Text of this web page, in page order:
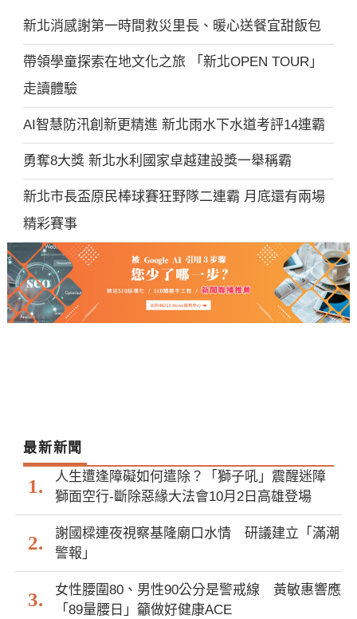
新北消感謝第一時間救災里長、暖心送餐宜甜飯包
帶領學童探索在地文化之旅 「新北OPEN TOUR」
走讀體驗
AI智慧防汛創新更精進 新北雨水下水道考評14連霸
勇奪8大獎 新北水利國家卓越建設獎一舉稱霸
新北市長盃原民棒球賽狂野隊二連霸 月底還有兩場
精彩賽事
最新新聞
人生遭逢障礙如何遣除？「獅子吼」震醒迷障
獅面空行-斷除惡緣大法會10月2日高雄登場
謝國樑連夜視察基隆廟口水情 研議建立「滿潮
警報」
女性腰圍80、男性90公分是警戒線 黃敏惠響應
「89量腰日」籲做好健康ACE